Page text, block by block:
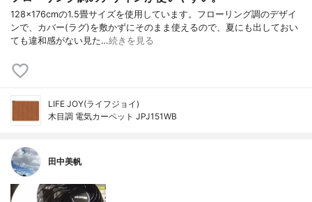
128×176cmの1.5畳サイズを使用しています。フローリング調のデザイ
ンで、カバー(ラグ)を敷かずにそのまま使えるので、夏にも出しておい
ても違和感がない見た…続きを見る
LIFE JOY(ライフジョイ)
木目調 電気カーペット JPJ151WB
田中美帆